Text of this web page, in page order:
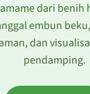
dari benih
embun
dan
pendamping.